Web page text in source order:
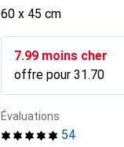
60 x 45 cm
CHF
7.99 moins cher
offre pour CHF
31.70
54
Évaluations